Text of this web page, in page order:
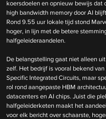
koersdoelen en opnieuw bewijs dat
high bandwidth memory door AI
Rond 9.55 uur lokale tijd stond
hoger, in lijn met de betere
halfgeleideraandelen.
De belangstelling gaat niet alleen
zelf. Het bedrijf is vooral bekend
Specific Integrated Circuits, maar
rol rond aangepaste HBM
datacenters en AI chips. Juist die
halfgeleiderketen maakt het
voor elk bericht over schaarste,